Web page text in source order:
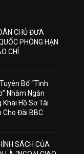
CHỦ ĐƯA
PHÒNG HẠN
CHÍ
Bố “Tình
Nhằm Ngăn
Khai Hồ Sơ Tài
Cho Đài BBC
SÁCH CỦA